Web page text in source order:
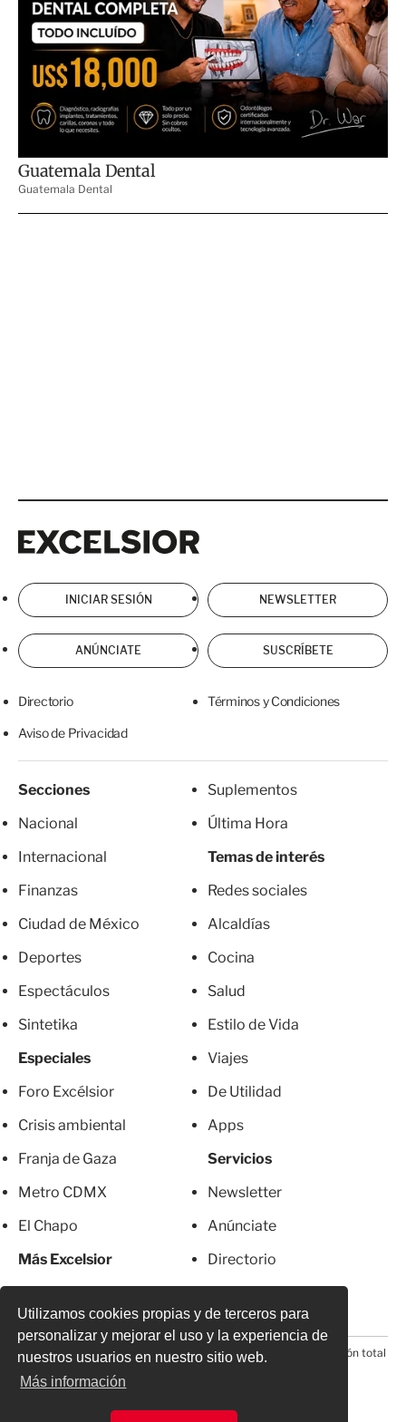
Utilizamos cookies propias y de terceros para
personalizar y mejorar el uso y la experiencia de
nuestros usuarios en nuestro sitio web.
Más información
INICIAR SESIÓN NEWSLETTER
ANÚNCIATE SUSCRÍBETE
Directorio Términos y Condiciones
Aviso de Privacidad
Secciones
Nacional
Internacional
Finanzas
Ciudad de México
Deportes
Espectáculos
Sintetika
Especiales
Foro Excélsior
Crisis ambiental
Franja de Gaza
Metro CDMX
El Chapo
Más Excelsior
Suplementos
Última Hora
Temas de interés
Redes sociales
Alcaldías
Cocina
Salud
Estilo de Vida
Viajes
De Utilidad
Apps
Servicios
Newsletter
Anúnciate
Directorio
© 2026 Todos los derechos reservados. Prohibida la reproducción total
o parcial, incluyendo cualquier medio electrónico*